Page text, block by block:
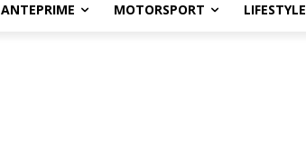
ANTEPRIME MOTORSPORT LIFESTYLE